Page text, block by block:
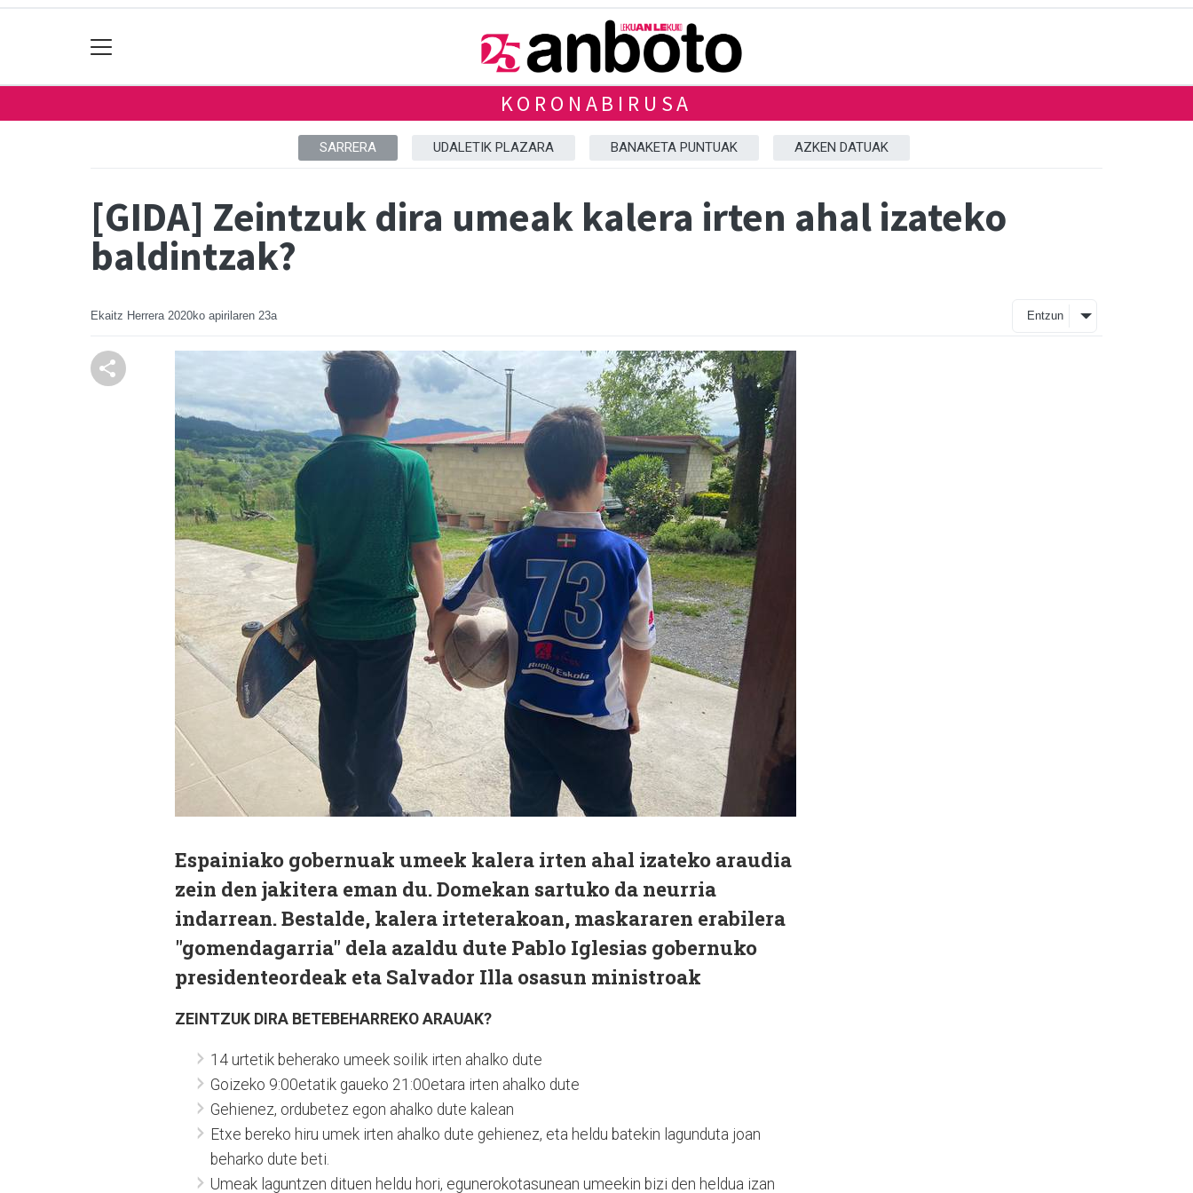
KORONABIRUSA
SARRERA UDALETIK PLAZARA BANAKETA PUNTUAK AZKEN DATUAK
[GIDA] Zeintzuk dira umeak kalera irten ahal izateko
baldintzak?
Ekaitz Herrera 2020ko apirilaren 23a Entzun
Espainiako gobernuak umeek kalera irten ahal izateko araudia
zein den jakitera eman du. Domekan sartuko da neurria
indarrean. Bestalde, kalera irteterakoan, maskararen erabilera
"gomendagarria" dela azaldu dute Pablo Iglesias gobernuko
presidenteordeak eta Salvador Illa osasun ministroak
ZEINTZUK DIRA BETEBEHARREKO ARAUAK?
14 urtetik beherako umeek soilik irten ahalko dute
Goizeko 9:00etatik gaueko 21:00etara irten ahalko dute
Gehienez, ordubetez egon ahalko dute kalean
Etxe bereko hiru umek irten ahalko dute gehienez, eta heldu batekin lagunduta joan
beharko dute beti.
Umeak laguntzen dituen heldu hori, egunerokotasunean umeekin bizi den heldua izan